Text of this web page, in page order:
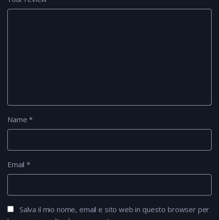
Name*
Email*
Salva il mio nome, email e sito web in questo browser per